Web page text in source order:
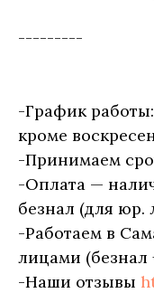
---------
-График
кроме
-Принимаем
-Оплата —
безнал (для юр.
-Работаем в
лицами (безнал
-Наши отзывы